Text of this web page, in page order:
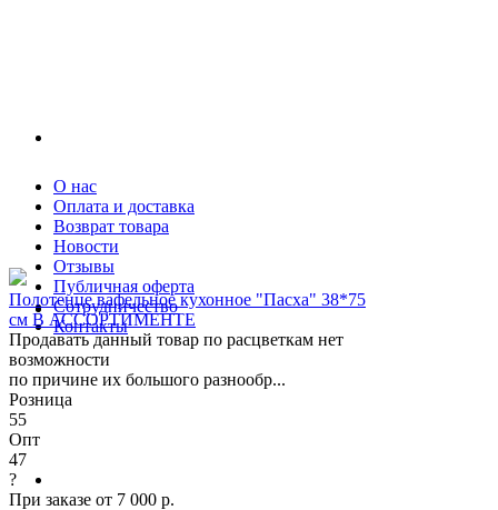
Полотенце вафельное кухонное "Пасха" 38*75
см В АССОРТИМЕНТЕ
Продавать данный товар по расцветкам нет
возможности
по причине их большого разнообр...
Розница
55
Опт
47
?
При заказе от 7 000 р.
О нас
Оплата и доставка
Возврат товара
Новости
Отзывы
Публичная оферта
Сотрудничество
Контакты